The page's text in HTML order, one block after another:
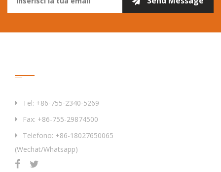
Tel: +86-755-2340-5269
Fax: +86-755-29874500
Telefono: +86-18027650065
(Wechat/Whatsapp)